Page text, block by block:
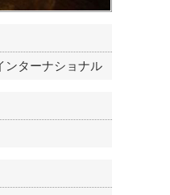
ンターナショナル